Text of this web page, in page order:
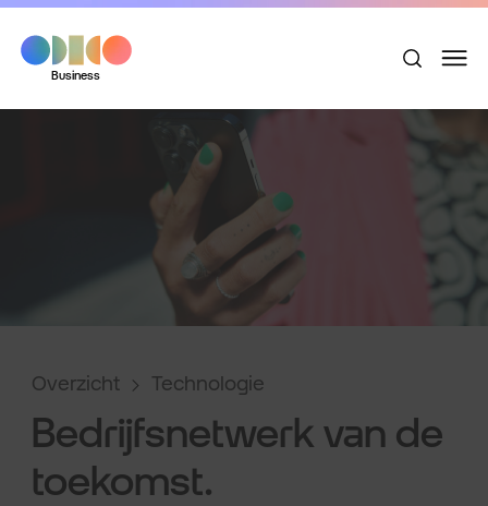
Business
Overzicht Technologie
Bedrijfsnetwerk van de
toekomst.